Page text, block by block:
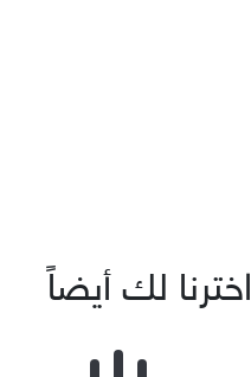
اخترنا لك أيضاً